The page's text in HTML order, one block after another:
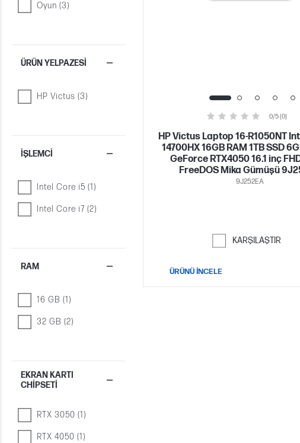
Oyun (3)
ÜRÜN YELPAZESI
HP Victus (3)
İŞLEMCI
Intel Core i5 (1)
Intel Core i7 (2)
RAM
16 GB (1)
32 GB (2)
EKRAN KARTI
CHIPSETI
RTX 3050 (1)
RTX 4050 (1)
0/5 (0)
HP Victus Laptop 16-R1050NT
14700HX 16GB RAM 1TB SSD
GeForce RTX4050 16.1 inç
FreeDOS Mika Gümüşü
9J252EA
KARŞILAŞTIR
ÜRÜNÜ İNCELE